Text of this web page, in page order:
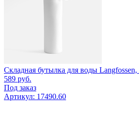
Складная бутылка для воды Langfossen,
589 руб.
Под заказ
Артикул: 17490.60